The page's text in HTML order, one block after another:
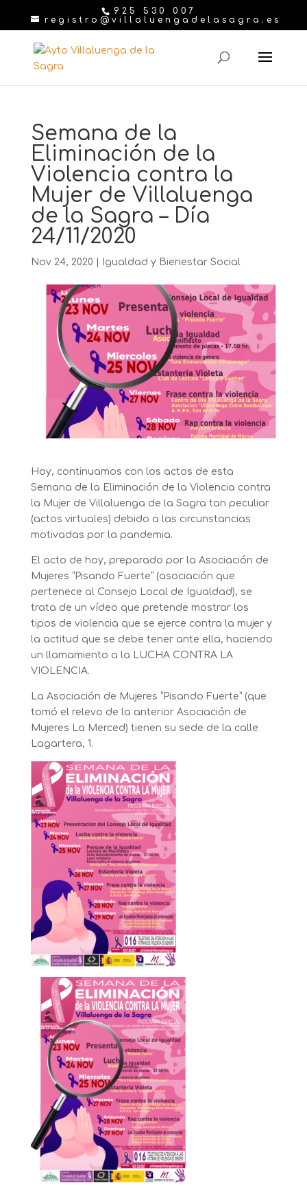
925 530 007
registro@villaluengadelasagra.es
Semana de la
Eliminación de la
Violencia contra la
Mujer de Villaluenga
de la Sagra – Día
24/11/2020
Nov 24, 2020 Igualdad y Bienestar Social
Hoy, continuamos con los actos de esta
Semana de la Eliminación de la Violencia contra
la Mujer de Villaluenga de la Sagra tan peculiar
(actos virtuales) debido a las circunstancias
motivadas por la pandemia.
El acto de hoy, preparado por la Asociación de
Mujeres “Pisando Fuerte” (asociación que
pertenece al Consejo Local de Igualdad), se
trata de un vídeo que pretende mostrar los
tipos de violencia que se ejerce contra la mujer y
la actitud que se debe tener ante ella, haciendo
un llamamiento a la LUCHA CONTRA LA
VIOLENCIA.
La Asociación de Mujeres “Pisando Fuerte” (que
tomó el relevo de la anterior Asociación de
Mujeres La Merced) tienen su sede de la calle
Lagartera, 1.